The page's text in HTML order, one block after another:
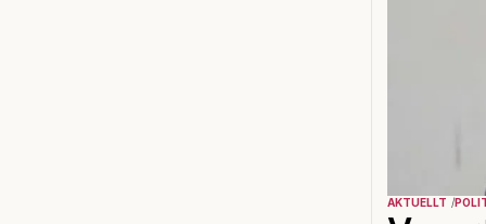
AKTUELLT